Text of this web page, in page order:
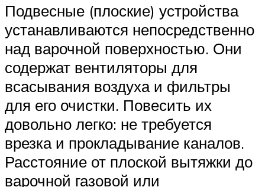
Подвесные (плоские) устройства
устанавливаются непосредственно
над варочной поверхностью. Они
содержат вентиляторы для
всасывания воздуха и фильтры
для его очистки. Повесить их
довольно легко: не требуется
врезка и прокладывание каналов.
Расстояние от плоской вытяжки до
варочной газовой или